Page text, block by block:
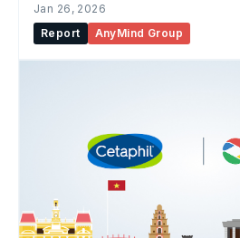
Jan 26, 2026
Report
AnyMind Group